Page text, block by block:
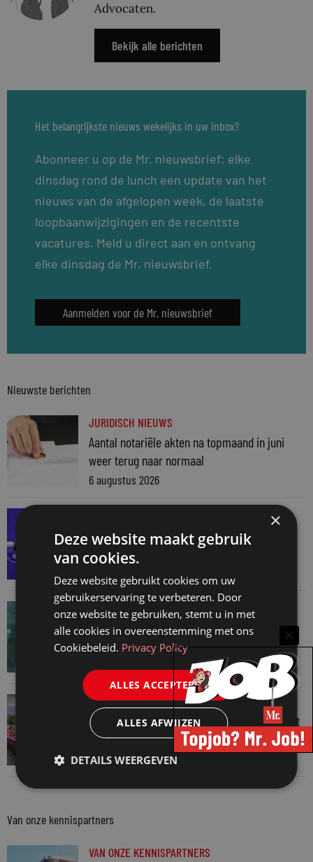
Advocaten.
Bekijk alle berichten
Het belangrijkste nieuws wekelijks in uw inbox?
Abonneer u op de Mr. nieuwsbrief: elke
dinsdag rond de lunch een update van het
nieuws van de afgelopen week, de laatste
loopbaanwijzigingen en de recentste
vacatures. Meld u direct aan en ontvang
elke dinsdag de Mr. nieuwsbrief.
Aanmelden voor de Mr. nieuwsbrief
Nieuwste berichten
JURIDISCH NIEUWS
Aantal notariële akten na topmaand in juni
weer terug naar normaal
6 augustus 2026
AI-muziekaanbieder maakt inbreuk op
auteursrecht
4 augustus 2026
JURIDISCH NIEUWS
Hugo Nieuwenhuizen over puzzels, puzzelen
en taalvondsten
JURIDISCH NIEUWS
Regenboognetwerk van de Rechtspraak vaart
mee met botenparade Pride
3 augustus 2026
Van onze kennispartners
VAN ONZE KENNISPARTNERS
×
Deze website maakt gebruik
van cookies.
Deze website gebruikt cookies om uw
gebruikerservaring te verbeteren. Door
onze website te gebruiken, stemt u in met
alle cookies in overeenstemming met ons
Cookiebeleid. Privacy Policy
ALLES ACCEPTEREN
ALLES AFWIJZEN
DETAILS WEERGEVEN